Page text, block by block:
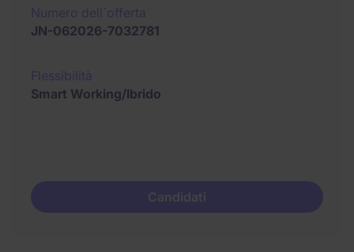
JN-062026-7032781
Smart Working/Ibrido
Candidati